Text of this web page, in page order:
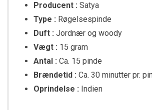
Producent : Satya
Type : Røgelsespinde
Duft : Jordnær og woody
Vægt : 15 gram
Antal : Ca. 15 pinde
Brændetid : Ca. 30 minutter pr.
Oprindelse : Indien